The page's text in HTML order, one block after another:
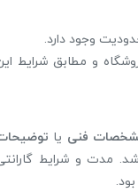
وجود دارد.
و مطابق شرایط
فنی یا
مدت و شرایط